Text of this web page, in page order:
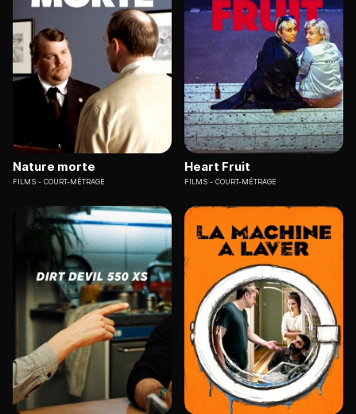
Nature morte
FILMS COURT-MÉTRAGE
Heart Fruit
FILMS COURT-MÉTRAGE